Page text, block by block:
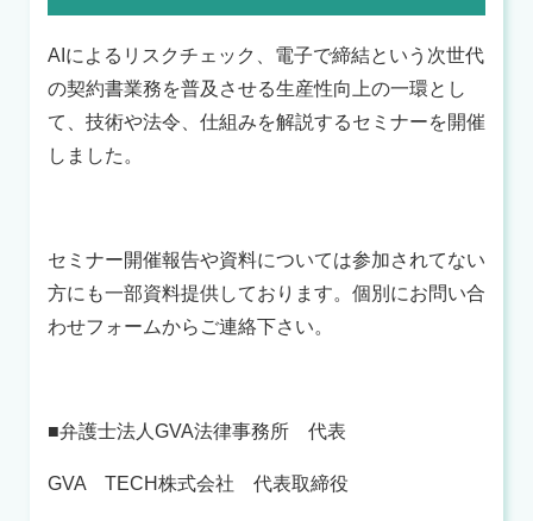
AI によるリスクチェック、電子で締結という次世代
の契約書業務を普及させる生産性向上の一環とし
て、技術や法令、仕組みを解説するセミナーを開催
しました。
セミナー開催報告や資料については参加されてない
方にも一部資料提供しております。個別にお問い合
わせフォームからご連絡下さい。
■弁護士法人 GVA法律事務所 代表
GVA TECH株式会社 代表取締役